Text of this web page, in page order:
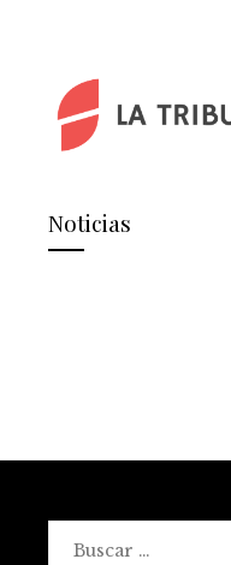
Noticias